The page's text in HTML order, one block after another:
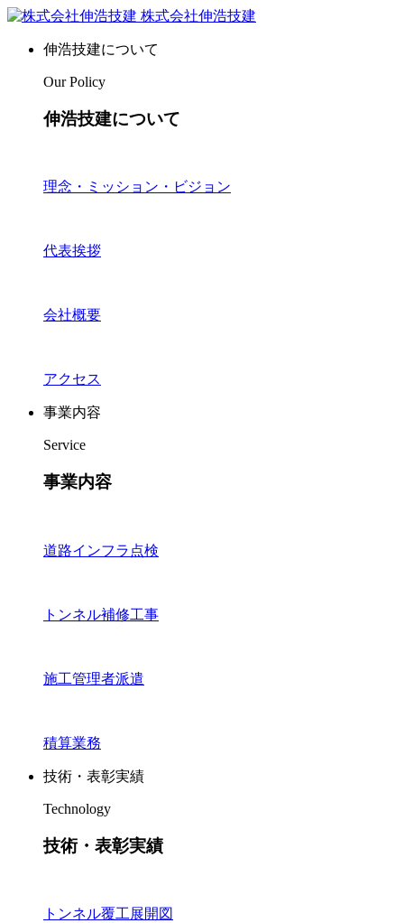
株式会社伸浩技建
伸浩技建について
Our Policy
伸浩技建について
理念・ミッション・ビジョン
代表挨拶
会社概要
アクセス
事業内容
Service
事業内容
道路インフラ点検
トンネル補修工事
施工管理者派遣
積算業務
技術・表彰実績
Technology
技術・表彰実績
トンネル覆工展開図